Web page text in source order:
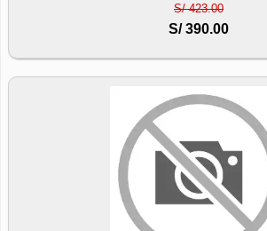
S/ 423.00
S/ 390.00